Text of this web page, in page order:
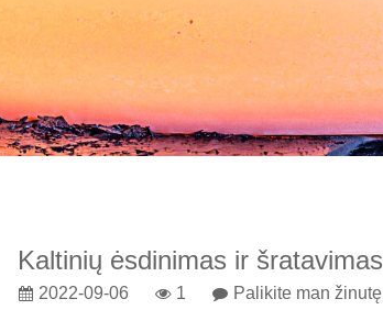
Kaltinių ėsdinimas ir šratavimas
2022-09-06 1 Palikite man žinutę